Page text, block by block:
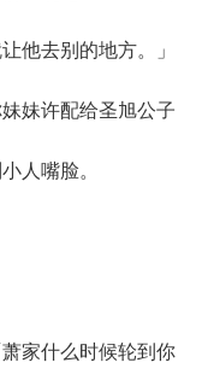
他去别的地方。」
妹许配给圣旭公子
人嘴脸。
家什么时候轮到你